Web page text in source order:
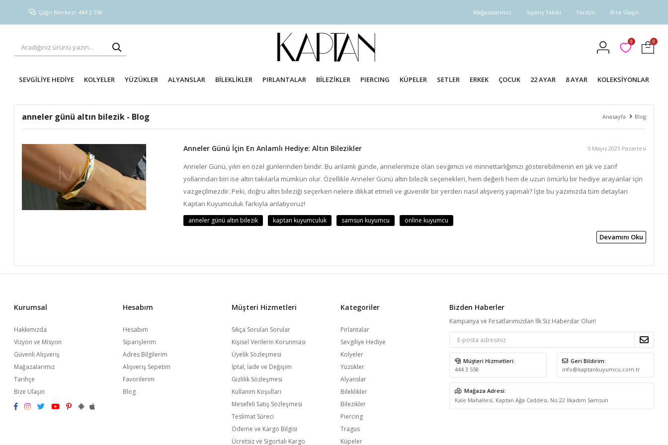
Çağrı Merkezi: 444 3 558 Mağazalarımız Sipariş Takibi Yardım Bize Ulaşın
0 0
SEVGİLİYE HEDİYE KOLYELER YÜZÜKLER ALYANSLAR BİLEKLİKLER PIRLANTALAR BİLEZİKLER PIERCING KÜPELER SETLER ERKEK ÇOCUK 22 AYAR 8 AYAR KOLEKSİYONLAR
anneler günü altın bilezik - Blog Anasayfa Blog
Anneler Günü İçin En Anlamlı Hediye: Altın Bilezikler 5 Mayıs 2025 Pazartesi
Anneler Günü, yılın en özel günlerinden biridir. Bu anlamlı günde, annelerimize olan sevgimizi ve minnettarlığımızı gösterebilmenin en şık ve zarif
yollarından biri ise altın takılarla mümkün olur. Özellikle Anneler Günü altın bilezik seçenekleri, hem değerli hem de uzun ömürlü bir hediye arayanlar için
vazgeçilmezdir. Peki, doğru altın bileziği seçerken nelere dikkat etmeli ve güvenilir bir yerden nasıl alışveriş yapmalı? İşte bu yazımızda tüm detayları
Kaptan Kuyumculuk farkıyla anlatıyoruz!
anneler günü altın bilezik kaptan kuyumculuk samsun kuyumcu online kuyumcu
Devamını Oku
Kurumsal
Hakkımızda
Vizyon ve Misyon
Güvenli Alışveriş
Mağazalarımız
Tarihçe
Bize Ulaşın
Hesabım
Hesabım
Siparişlerim
Adres Bilgilerim
Alışveriş Sepetim
Favorilerim
Blog
Müşteri Hizmetleri
Sıkça Sorulan Sorular
Kişisel Verilerin Korunması
Üyelik Sözleşmesi
İptal, İade ve Değişim
Gizlilik Sözleşmesi
Kullanım Koşulları
Mesefeli Satış Sözleşmesi
Teslimat Süreci
Ödeme ve Kargo Bilgisi
Ücretsiz ve Sigortalı Kargo
Kategoriler
Pırlantalar
Sevgiliye Hediye
Kolyeler
Yüzükler
Alyanslar
Bileklikler
Bilezikler
Piercing
Tragus
Küpeler
Bizden Haberler
Kampanya ve Fırsatlarımızdan İlk Siz Haberdar Olun!
Müşteri Hizmetleri:
444 3 558
Geri Bildirim:
info@kaptankuyumcu.com.tr
Mağaza Adresi:
Kale Mahallesi, Kaptan Ağa Caddesi, No:22 İlkadım Samsun